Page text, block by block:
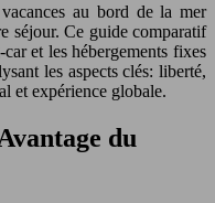
au bord de la mer
séjour. Ce guide comparatif
et les hébergements fixes
les aspects clés: liberté,
et expérience globale.
du